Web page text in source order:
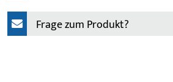
Frage zum Produkt?